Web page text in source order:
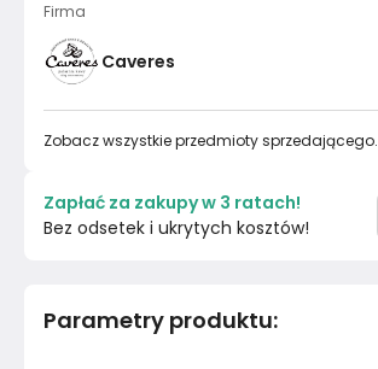
Parametry produktu:
Firma
Caveres
Zobacz wszystkie przedmioty sprzedającego.
Zapłać za zakupy w 3 ratach!
Bez odsetek i ukrytych kosztów!